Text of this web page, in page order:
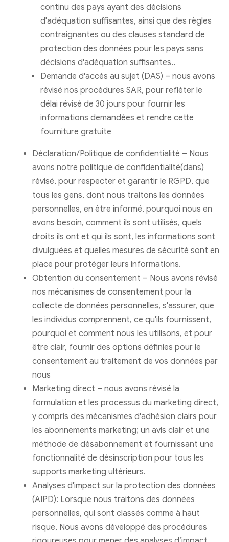
continu des pays ayant des décisions
d'adéquation suffisantes, ainsi que des règles
contraignantes ou des clauses standard de
protection des données pour les pays sans
décisions d'adéquation suffisantes..
Demande d'accès au sujet (DAS) – nous avons
révisé nos procédures SAR, pour refléter le
délai révisé de 30 jours pour fournir les
informations demandées et rendre cette
fourniture gratuite
Déclaration/Politique de confidentialité – Nous
avons notre politique de confidentialité(dans)
révisé, pour respecter et garantir le RGPD, que
tous les gens, dont nous traitons les données
personnelles, en être informé, pourquoi nous en
avons besoin, comment ils sont utilisés, quels
droits ils ont et qui ils sont, les informations sont
divulguées et quelles mesures de sécurité sont en
place pour protéger leurs informations.
Obtention du consentement – ​​Nous avons révisé
nos mécanismes de consentement pour la
collecte de données personnelles, s'assurer, que
les individus comprennent, ce qu'ils fournissent,
pourquoi et comment nous les utilisons, et pour
être clair, fournir des options définies pour le
consentement au traitement de vos données par
nous
Marketing direct – nous avons révisé la
formulation et les processus du marketing direct,
y compris des mécanismes d'adhésion clairs pour
les abonnements marketing; un avis clair et une
méthode de désabonnement et fournissant une
fonctionnalité de désinscription pour tous les
supports marketing ultérieurs.
Analyses d'impact sur la protection des données
(AIPD): Lorsque nous traitons des données
personnelles, qui sont classés comme à haut
risque, Nous avons développé des procédures